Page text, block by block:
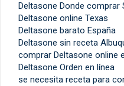
Deltasone Donde comprar
Deltasone online Texas
Deltasone barato España
Deltasone sin receta
comprar Deltasone online
Deltasone Orden en línea
se necesita receta para